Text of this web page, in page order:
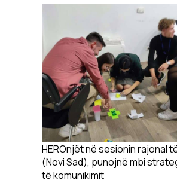
HEROnjët në sesionin rajonal
(Novi Sad), punojnë mbi
të komunikimit